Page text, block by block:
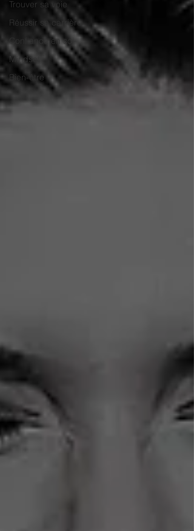
Trouver sa voie
Réussir sa carrière
Confiance en soi
Mindset
Bien-être